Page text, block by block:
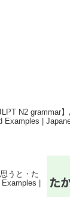
JLPT N2 grammar
Examples |
うと・た
Examples |